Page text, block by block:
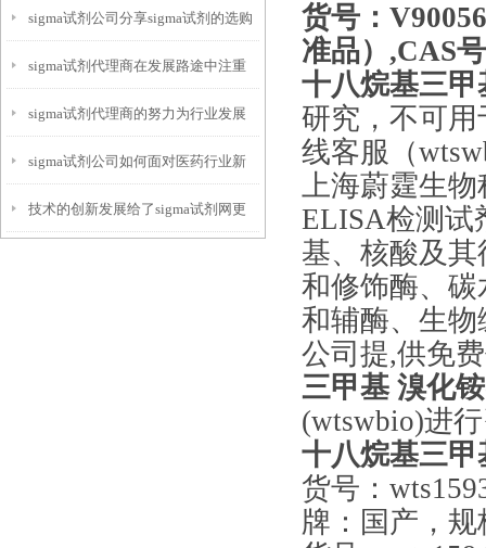
sigma试剂公司分享sigma试剂的选购
技巧
sigma试剂代理商在发展路途中注重
服务
sigma试剂代理商的努力为行业发展
出了一份力
sigma试剂公司如何面对医药行业新
市场
技术的创新发展给了sigma试剂网更
货号：
准品）,CAS
十八烷基三甲
研究，不可
线客服（
上海蔚霆生
ELISA检测试
基、核酸及
和修饰酶、
和辅酶、生
公司提,供免
三甲基 溴化
(wtswbio)进
十八烷基三
货号：
牌：国产，规